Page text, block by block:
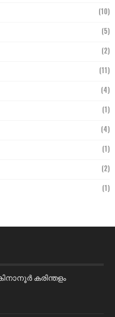
(10)
(5)
(2)
(11)
(4)
(1)
(4)
(1)
(2)
(1)
കരിന്തളം